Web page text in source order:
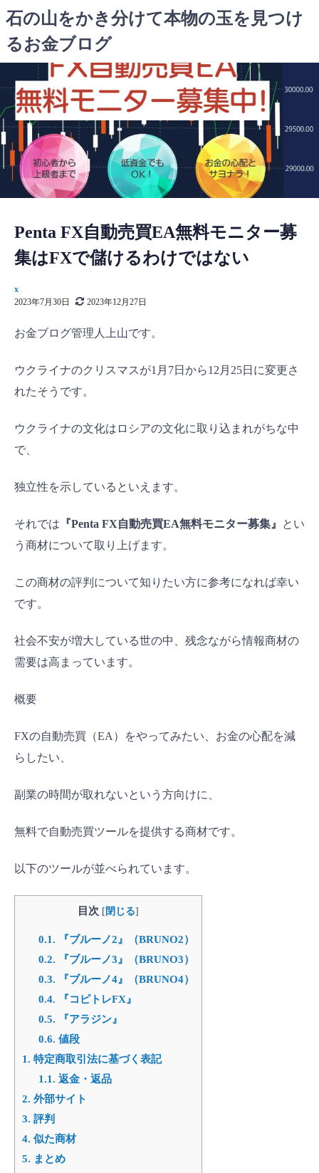
コ
ン
テ
ス
キ
ッ
石の山をかき分けて本物の玉を見つけ
るお金ブログ
Penta FX自動売買EA無料モニター募
集はFXで儲けるわけではない
x
2023年7月30日
2023年12月27日
お金ブログ管理人上山です。
ウクライナのクリスマスが1月7日から12月25日に変更さ
れたそうです。
ウクライナの文化はロシアの文化に取り込まれがちな中
で、
独立性を示しているといえます。
それでは 『Penta FX自動売買EA無料モニター募集』
とい
う商材について取り上げます。
この商材の評判について知りたい方に参考になれば幸い
です。
社会不安が増大している世の中、残念ながら情報商材の
需要は高まっています。
概要
FXの自動売買（EA）をやってみたい、お金の心配を減
らしたい、
副業の時間が取れないという方向けに、
無料で自動売買ツールを提供する商材です。
以下のツールが並べられています。
目次 [ 閉じる]
0.1. 『ブルーノ2』（BRUNO2）
0.2. 『ブルーノ3』（BRUNO3）
0.3. 『ブルーノ4』（BRUNO4）
0.4. 『コピトレFX』
0.5. 『アラジン』
0.6. 値段
1. 特定商取引法に基づく表記
1.1. 返金・返品
2. 外部サイト
3. 評判
4. 似た商材
5. まとめ